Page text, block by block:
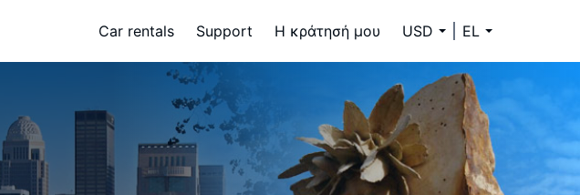
Car rentals Support Η κράτησή μου USD EL